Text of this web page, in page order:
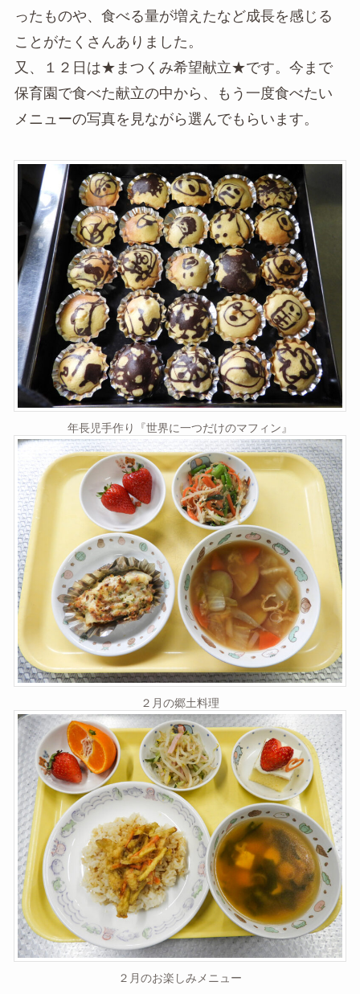
ったものや、食べる量が増えたなど成長を感じる
ことがたくさんありました。
又、１２日は★まつくみ希望献立★です。今まで
保育園で食べた献立の中から、もう一度食べたい
メニューの写真を見ながら選んでもらいます。
年長児手作り『世界に一つだけのマフィン』
２月の郷土料理
２月のお楽しみメニュー